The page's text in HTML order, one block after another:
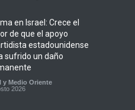
en Israel: Crece el
de que el apoyo
estadounidense
sufrido un daño
y Medio Oriente
2026